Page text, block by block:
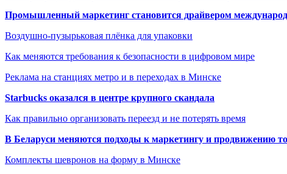
Промышленный маркетинг становится драйвером
Воздушно-пузырьковая плёнка для упаковки
Как меняются требования к безопасности в цифровом мире
Реклама на станциях метро и в переходах в Минске
Starbucks оказался в центре крупного скандала
Как правильно организовать переезд и не потерять время
В Беларуси меняются подходы к маркетингу и продвижению
Комплекты шевронов на форму в Минске